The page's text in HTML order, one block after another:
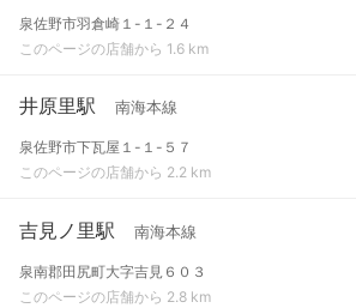
泉佐野市羽倉崎１-１-２４
このページの店舗から 1.6 km
井原里駅 南海本線
泉佐野市下瓦屋１-１-５７
このページの店舗から 2.2 km
吉見ノ里駅 南海本線
泉南郡田尻町大字吉見６０３
このページの店舗から 2.8 km